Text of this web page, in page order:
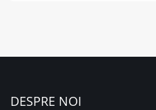
DESPRE NOI